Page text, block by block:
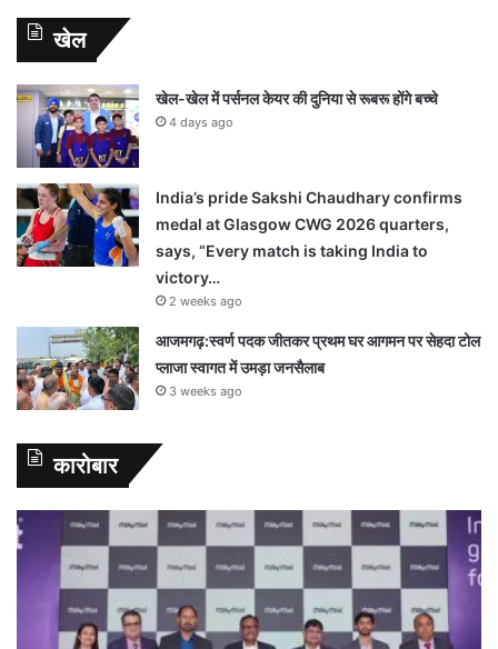
खेल
खेल-खेल में पर्सनल केयर की दुनिया से रूबरू होंगे बच्चे
4 days ago
India’s pride Sakshi Chaudhary confirms
medal at Glasgow CWG 2026 quarters,
says, “Every match is taking India to
victory…
2 weeks ago
आजमगढ़:स्वर्ण पदक जीतकर प्रथम घर आगमन पर सेहदा टोल
प्लाजा स्वागत में उमड़ा जनसैलाब
3 weeks ago
कारोबार